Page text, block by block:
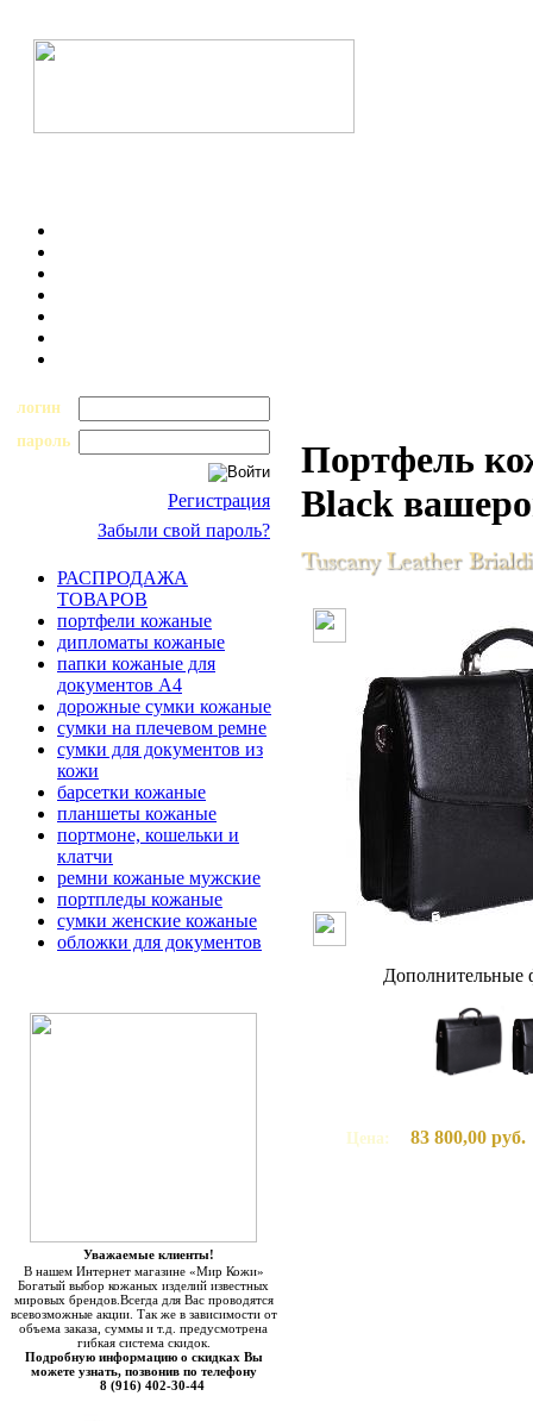
логин
пароль
Регистрация
Забыли свой пароль?
РАСПРОДАЖА
ТОВАРОВ
портфели кожаные
дипломаты кожаные
папки кожаные для
документов А4
дорожные сумки кожаные
сумки на плечевом ремне
сумки для документов из
кожи
барсетки кожаные
планшеты кожаные
портмоне, кошельки и
клатчи
ремни кожаные мужские
портпледы кожаные
сумки женские кожаные
обложки для документов
Уважаемые клиенты!
В нашем Интернет магазине «Мир Кожи»
Богатый выбор кожаных изделий известных
мировых брендов.Всегда для Вас проводятся
всевозможные акции. Так же в зависимости от
объема заказа, суммы и т.д. предусмотрена
гибкая система скидок.
Подробную информацию о скидках Вы
можете узнать, позвонив по телефону
8 (916) 402-30-44
Портфель
Black
Дополнительные
Цена: 83 800,00 руб.